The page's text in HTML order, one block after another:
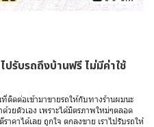
รับรถถึงบ้านฟรี ไม่มีค่าใช้
ดต่อเข้ามาขายรถให้กับทางร้านผมนะ
ยตัวเอง เพราะได้มิตรภาพใหม่ๆตลอด
าคาได้เลย ถูกใจ ตกลงขาย เราไปรับรถให้